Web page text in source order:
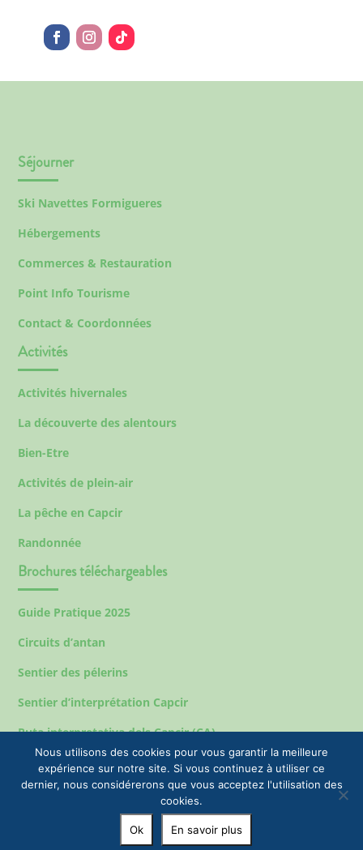
Séjourner
Ski Navettes Formigueres
Hébergements
Commerces & Restauration
Point Info Tourisme
Contact & Coordonnées
Activités
Activités hivernales
La découverte des alentours
Bien-Etre
Activités de plein-air
La pêche en Capcir
Randonnée
Brochures téléchargeables
Guide Pratique 2025
Circuits d’antan
Sentier des pélerins
Sentier d’interprétation Capcir
Ruta interpretativa dels Capcir (CA)
© 2023 EPIC Tourisme & Commune de Formiguères |
+33(0)4 68 04 47 35
Nous utilisons des cookies pour vous garantir la meilleure
expérience sur notre site. Si vous continuez à utiliser ce
dernier, nous considérerons que vous acceptez l'utilisation des
cookies.
Ok En savoir plus